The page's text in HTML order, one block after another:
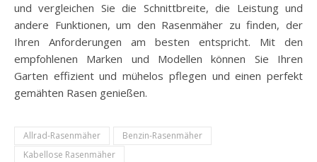
und vergleichen Sie die Schnittbreite, die Leistung und
andere Funktionen, um den Rasenmäher zu finden, der
Ihren Anforderungen am besten entspricht. Mit den
empfohlenen Marken und Modellen können Sie Ihren
Garten effizient und mühelos pflegen und einen perfekt
gemähten Rasen genießen.
Allrad-Rasenmäher
Benzin-Rasenmäher
Kabellose Rasenmäher